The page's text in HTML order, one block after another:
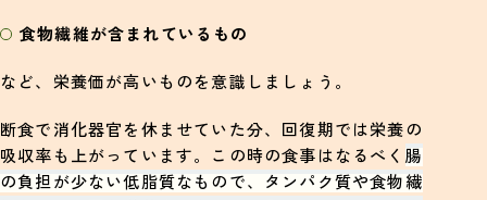
食物繊維が含まれているもの
など、栄養価が高いものを意識しましょう。
断食で消化器官を休ませていた分、回復期では栄養の
吸収率も上がっています。この時の食事はなるべく 腸
の負担が少ない低脂質なもので、タンパク質や食物繊